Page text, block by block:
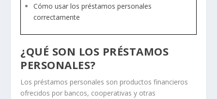
Cómo usar los préstamos personales
correctamente
¿QUÉ SON LOS PRÉSTAMOS
PERSONALES?
Los préstamos personales son productos financieros
ofrecidos por bancos, cooperativas y otras